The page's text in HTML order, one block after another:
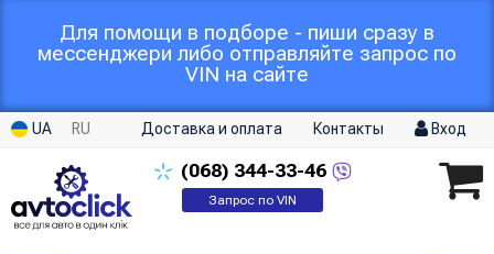
Для помощи в подборе - пиши сразу в
мессенджери либо отправляйте запрос по
VIN на сайте
UA RU Доставка и оплата Контакты Вход
(068) 344-33-46
Запрос по VIN